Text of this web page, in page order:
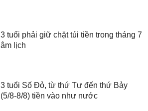
3 tuổi phải giữ chặt túi tiền trong tháng 7
âm lịch
3 tuổi Số Đỏ, từ thứ Tư đến thứ Bảy
(5/8-8/8) tiền vào như nước